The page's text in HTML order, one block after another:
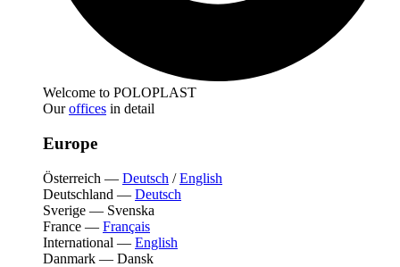
Welcome to POLOPLAST
Ouroffices in detail
Europe
Österreich — Deutsch /English
Deutschland — Deutsch
Sverige — Svenska
France — Français
International — English
Danmark — Dansk